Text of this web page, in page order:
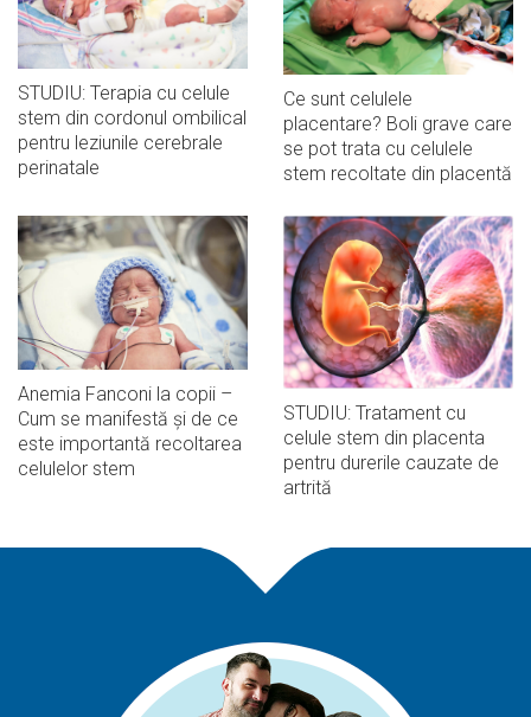
STUDIU: Terapia cu celule
stem din cordonul ombilical
pentru leziunile cerebrale
perinatale
Ce sunt celulele
placentare? Boli grave care
se pot trata cu celulele
stem recoltate din placentă
Anemia Fanconi la copii –
Cum se manifestă și de ce
este importantă recoltarea
celulelor stem
STUDIU: Tratament cu
celule stem din placenta
pentru durerile cauzate de
artrită